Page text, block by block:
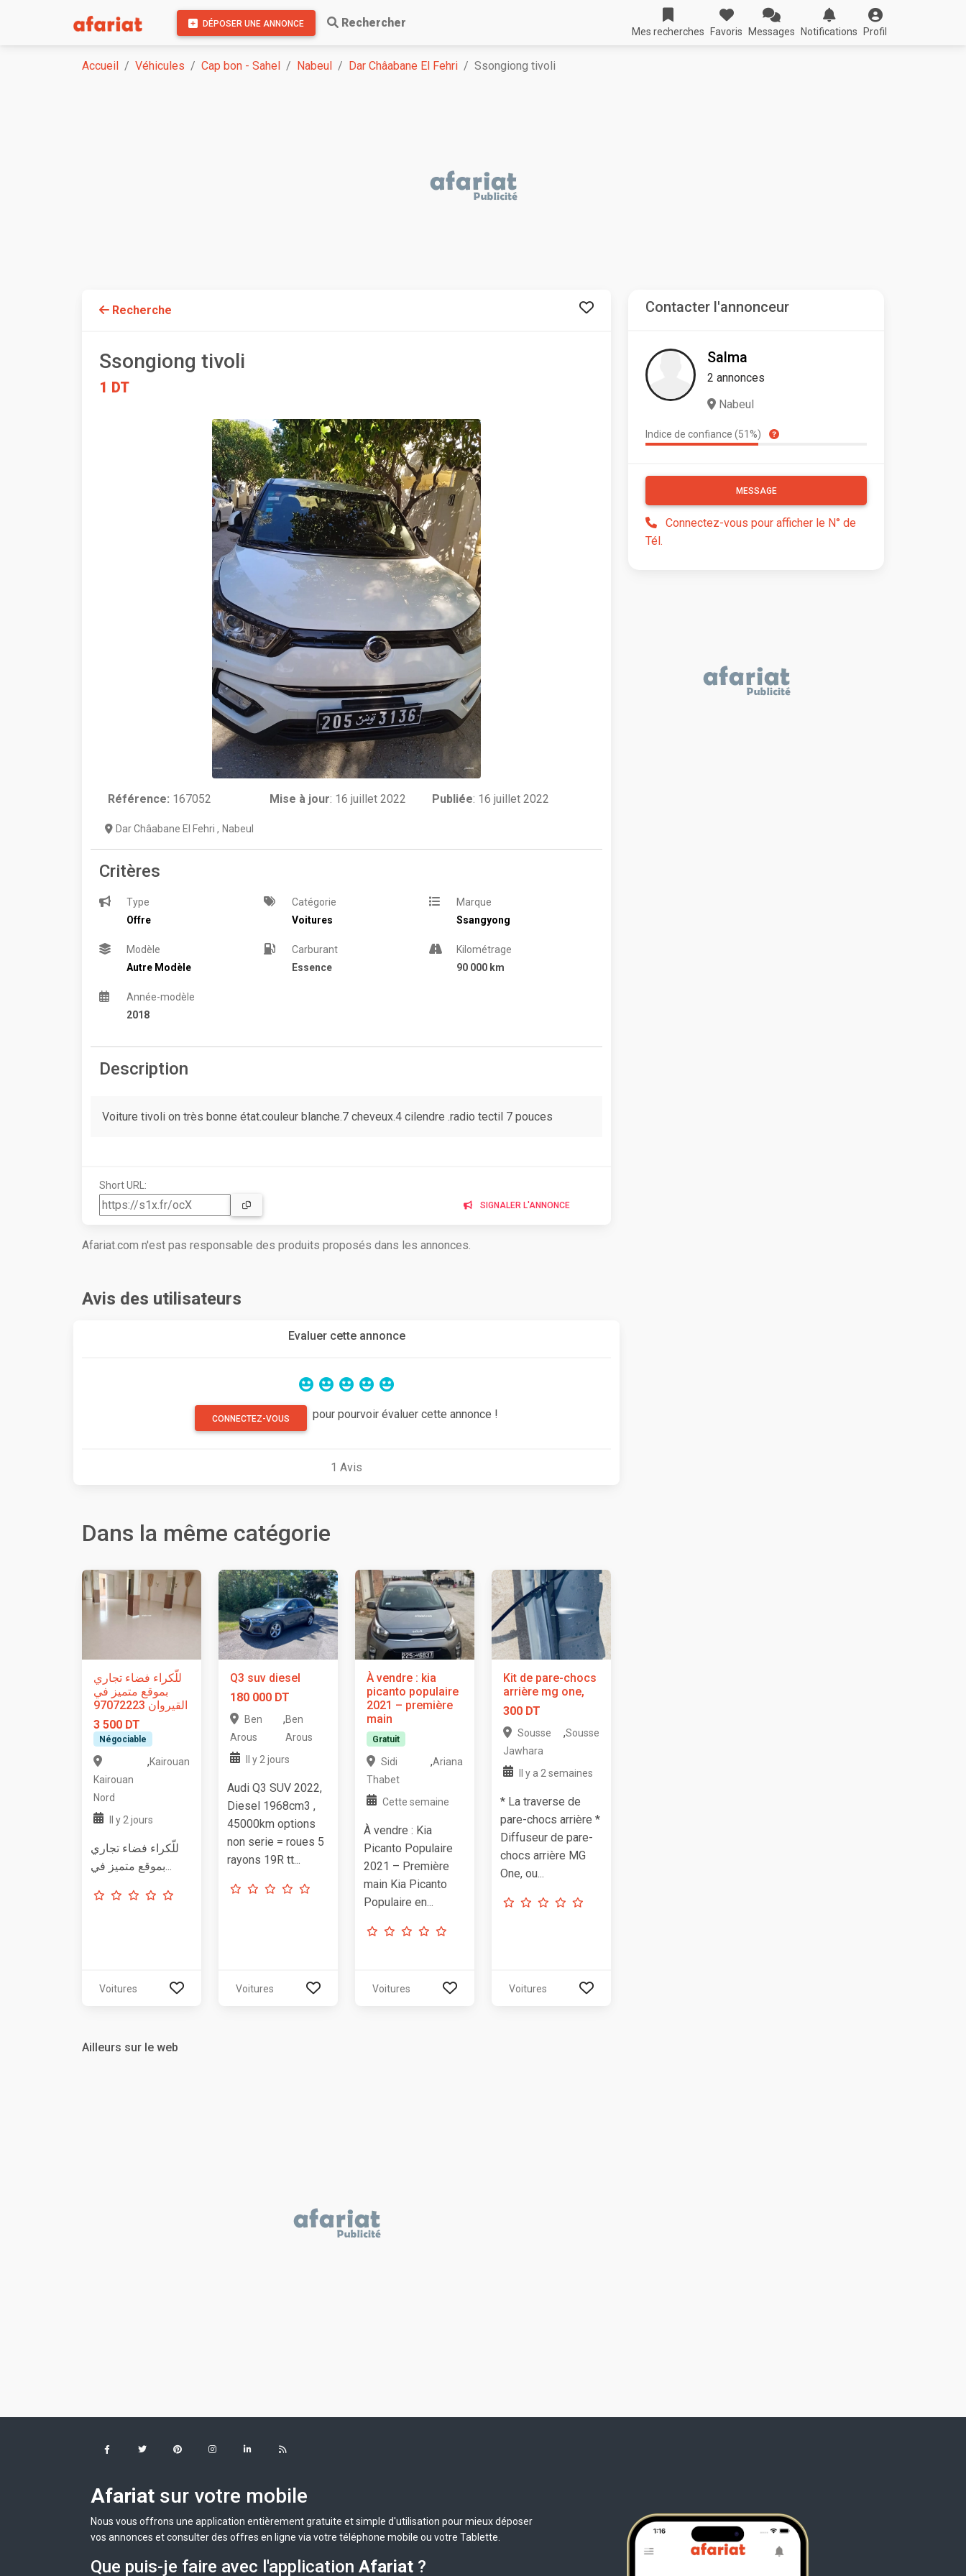
DÉPOSER UNE ANNONCE Rechercher
Mes recherches Favoris Messages Notifications Profil
Accueil Véhicules Cap bon - Sahel Nabeul Dar Châabane El Fehri Ssongiong tivoli
Recherche
Ssongiong tivoli
1 DT
Référence: 167052 Mise à jour: 16 juillet 2022 Publiée: 16 juillet 2022
Dar Châabane El Fehri , Nabeul
Critères
Type
Offre
Catégorie
Voitures
Marque
Ssangyong
Modèle
Autre Modèle
Carburant
Essence
Kilométrage
90 000 km
Année-modèle
2018
Description
Voiture tivoli on très bonne état.couleur blanche.7 cheveux.4 cilendre .radio tectil 7 pouces
Short URL:
SIGNALER L'ANNONCE
Afariat.com n'est pas responsable des produits proposés dans les annonces.
Avis des utilisateurs
Evaluer cette annonce
CONNECTEZ-VOUS pour pourvoir évaluer cette annonce !
1 Avis
Dans la même catégorie
للّكراء فضاء تجاري
بموقع متميز في
القيروان 97072223
3 500 DT
Négociable
Kairouan
Nord
,Kairouan
Il y 2 jours
للّكراء فضاء تجاري
بموقع متميز في...
Voitures
Q3 suv diesel
180 000 DT
Ben
Arous
,Ben
Arous
Il y 2 jours
Audi Q3 SUV 2022,
Diesel 1968cm3 ,
45000km options
non serie = roues 5
rayons 19R tt...
Voitures
À vendre : kia
picanto populaire
2021 – première
main
Gratuit
Sidi
Thabet
,Ariana
Cette semaine
À vendre : Kia
Picanto Populaire
2021 – Première
main Kia Picanto
Populaire en...
Voitures
Kit de pare-chocs
arrière mg one,
300 DT
Sousse
Jawhara
,Sousse
Il y a 2 semaines
* La traverse de
pare-chocs arrière *
Diffuseur de pare-
chocs arrière MG
One, ou...
Voitures
Ailleurs sur le web
Contacter l'annonceur
Salma
2 annonces
Nabeul
Indice de confiance (51%)
MESSAGE
Connectez-vous pour afficher le N° de
Tél.
Afariat sur votre mobile
Nous vous offrons une application entièrement gratuite et simple d'utilisation pour mieux déposer
vos annonces et consulter des offres en ligne via votre téléphone mobile ou votre Tablette.
Que puis-je faire avec l'application Afariat ?